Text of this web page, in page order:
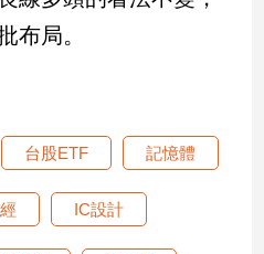
布局。
台股ETF 記憶體
IC設計